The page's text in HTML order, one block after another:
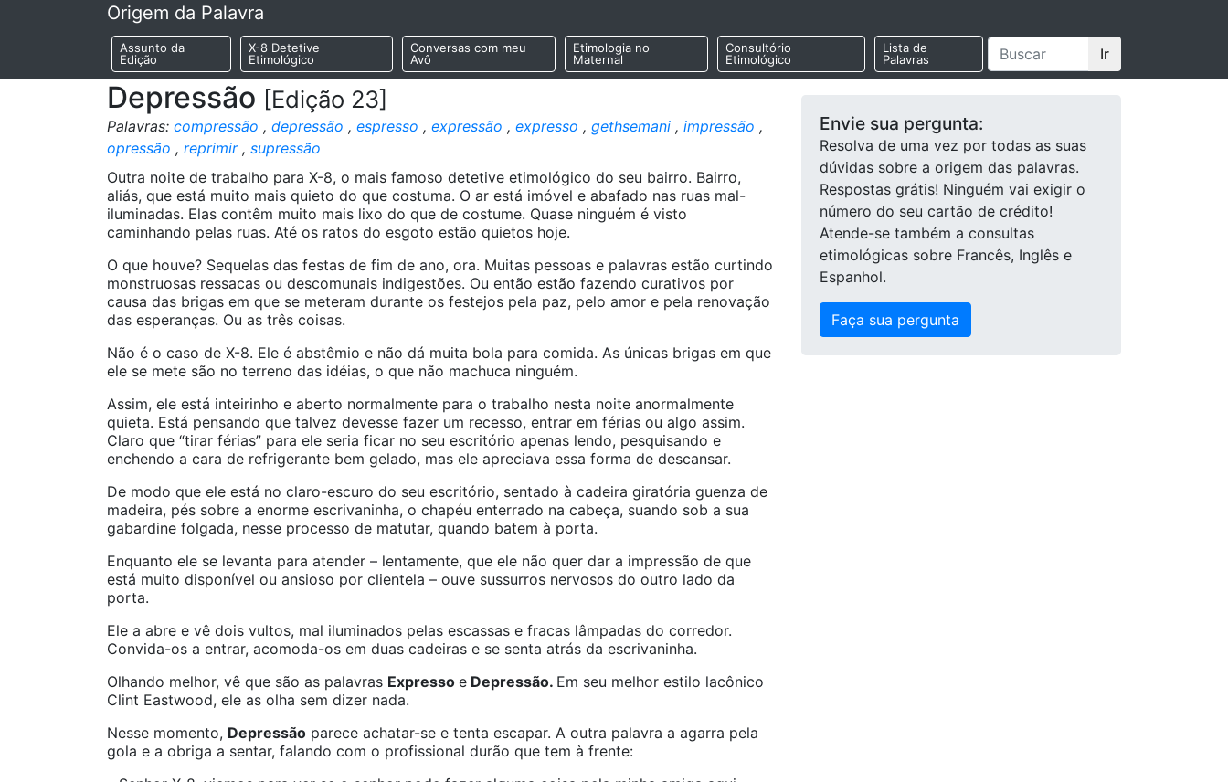
Origem da Palavra
Assunto da
Edição
X-8 Detetive
Etimológico
Conversas com meu
Avô
Etimologia no
Maternal
Consultório
Etimológico
Lista de
Palavras
Ir
Depressão [Edição 23]
Palavras: compressão , depressão , espresso , expressão , expresso , gethsemani , impressão ,
opressão , reprimir, supressão
Outra noite de trabalho para X-8, o mais famoso detetive etimológico do seu bairro. Bairro,
aliás, que está muito mais quieto do que costuma. O ar está imóvel e abafado nas ruas mal-
iluminadas. Elas contêm muito mais lixo do que de costume. Quase ninguém é visto
caminhando pelas ruas. Até os ratos do esgoto estão quietos hoje.
O que houve? Sequelas das festas de fim de ano, ora. Muitas pessoas e palavras estão curtindo
monstruosas ressacas ou descomunais indigestões. Ou então estão fazendo curativos por
causa das brigas em que se meteram durante os festejos pela paz, pelo amor e pela renovação
das esperanças. Ou as três coisas.
Não é o caso de X-8. Ele é abstêmio e não dá muita bola para comida. As únicas brigas em que
ele se mete são no terreno das idéias, o que não machuca ninguém.
Assim, ele está inteirinho e aberto normalmente para o trabalho nesta noite anormalmente
quieta. Está pensando que talvez devesse fazer um recesso, entrar em férias ou algo assim.
Claro que “tirar férias” para ele seria ficar no seu escritório apenas lendo, pesquisando e
enchendo a cara de refrigerante bem gelado, mas ele apreciava essa forma de descansar.
De modo que ele está no claro-escuro do seu escritório, sentado à cadeira giratória guenza de
madeira, pés sobre a enorme escrivaninha, o chapéu enterrado na cabeça, suando sob a sua
gabardine folgada, nesse processo de matutar, quando batem à porta.
Enquanto ele se levanta para atender – lentamente, que ele não quer dar a impressão de que
está muito disponível ou ansioso por clientela – ouve sussurros nervosos do outro lado da
porta.
Ele a abre e vê dois vultos, mal iluminados pelas escassas e fracas lâmpadas do corredor.
Convida-os a entrar, acomoda-os em duas cadeiras e se senta atrás da escrivaninha.
Olhando melhor, vê que são as palavras Expresso e Depressão. Em seu melhor estilo lacônico
Clint Eastwood, ele as olha sem dizer nada.
Nesse momento, Depressão parece achatar-se e tenta escapar. A outra palavra a agarra pela
gola e a obriga a sentar, falando com o profissional durão que tem à frente:
Envie sua pergunta:
Resolva de uma vez por todas as suas
dúvidas sobre a origem das palavras.
Respostas grátis! Ninguém vai exigir o
número do seu cartão de crédito!
Atende-se também a consultas
etimológicas sobre Francês, Inglês e
Espanhol.
Faça sua pergunta